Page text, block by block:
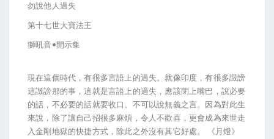
勿說他人過失
第十七世大寶法王
獅吼音•開示集
現在這個時代，有很多言語上的過失。就像印度，有很多譭謗
這譭謗那的事，這就是言語上的過失，應該閉上嘴巴，說必要
的話，不必要的話就要收口。不可以說無義之言。因為對此生
來說，除了讓自己招很多麻煩，令人不歡喜，更會成為來世走
入金剛地獄的快捷方式，除此之外沒有其它好處。 《月燈》